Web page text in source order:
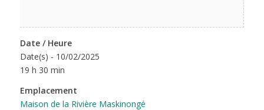
Date / Heure
Date(s) - 10/02/2025
19 h 30 min
Emplacement
Maison de la Rivière Maskinongé